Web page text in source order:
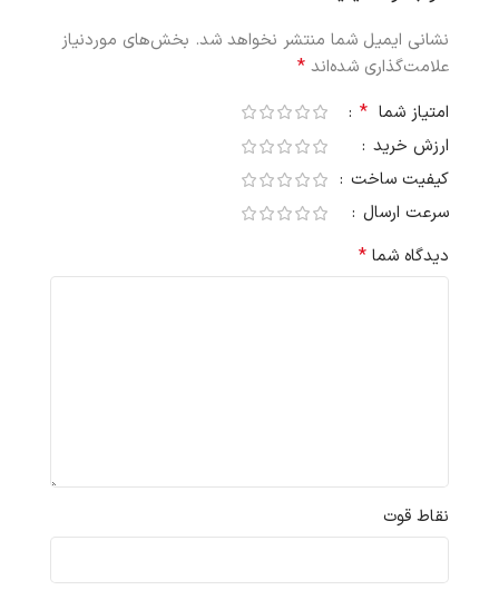
نشانی ایمیل شما منتشر نخواهد شد. بخش‌های موردنیاز
علامت‌گذاری شده‌اند *
امتیاز شما *
ارزش خرید
کیفیت ساخت
سرعت ارسال
دیدگاه شما *
نقاط قوت